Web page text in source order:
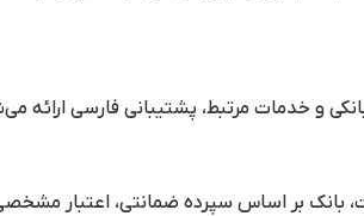
و خدمات مرتبط، پشتیبانی فارسی ارائه
بانک بر اساس سپرده ضمانتی، اعتبار